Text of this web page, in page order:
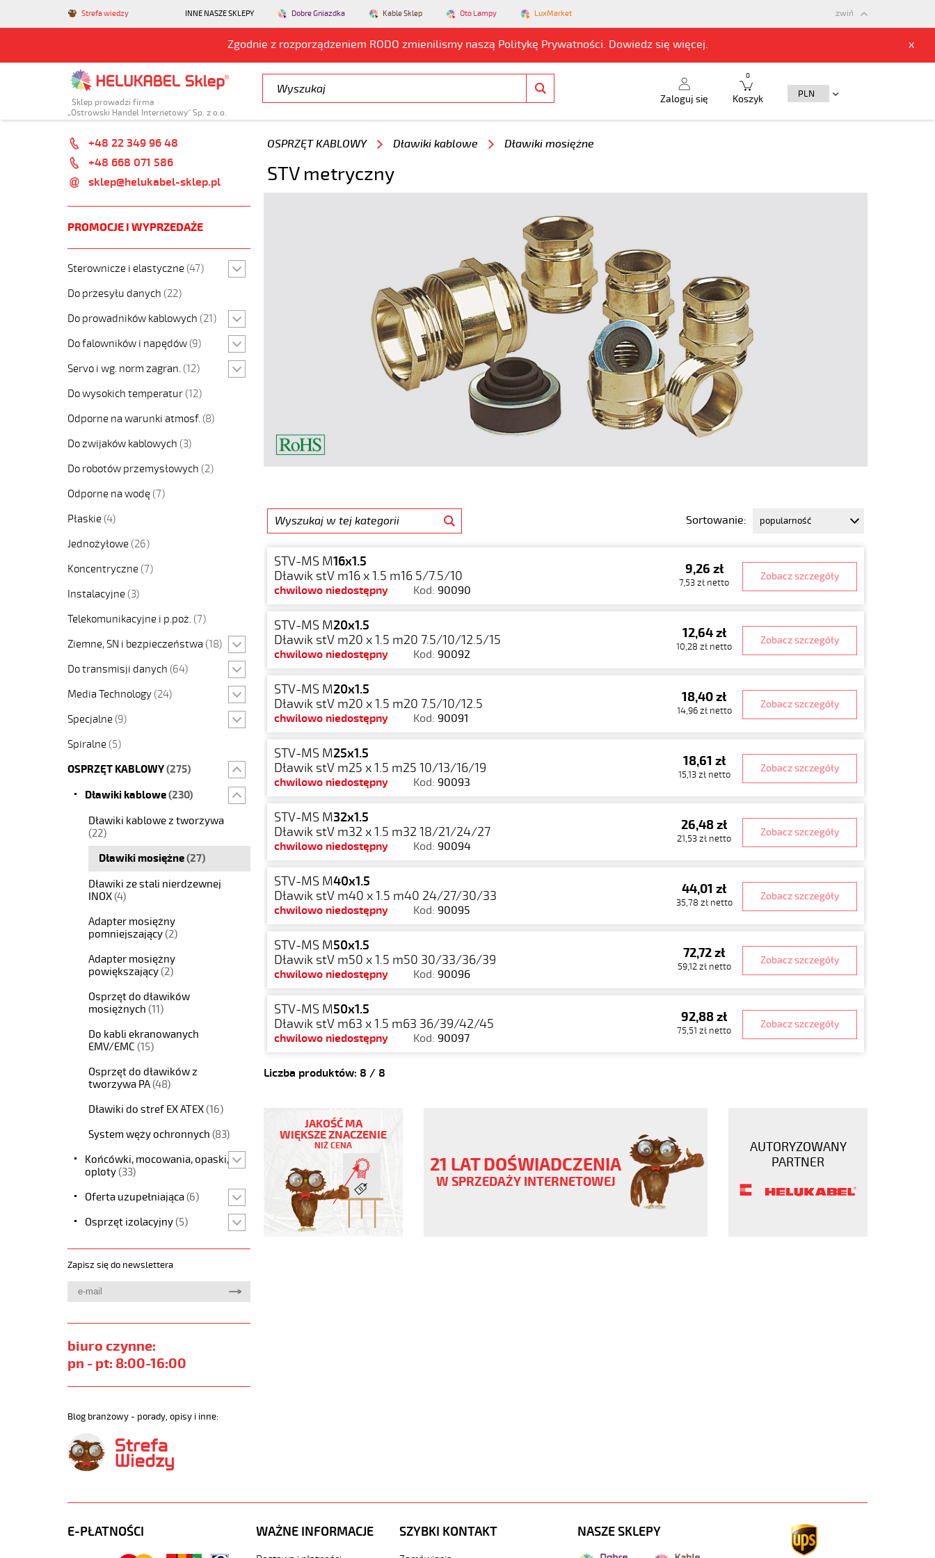
Strefa wiedzy INNE NASZE SKLEPY Dobre Gniazdka Kable Sklep Oto Lampy LuxMarket
Zgodnie z rozporządzeniem RODO zmienilismy naszą Politykę Prywatności. Dowiedz się więcej. x
zwiń
Sklep prowadzi firma
„Ostrowski Handel Internetowy” Sp. z o.o.
Zaloguj się Koszyk
0
+48 22 349 96 48
+48 668 071 586
sklep@helukabel-sklep.pl
PROMOCJE I WYPRZEDAŻE
Sterownicze i elastyczne (47)
Do przesyłu danych (22)
Do prowadników kablowych (21)
Do falowników i napędów (9)
Servo i wg. norm zagran. (12)
Do wysokich temperatur (12)
Odporne na warunki atmosf. (8)
Do zwijaków kablowych (3)
Do robotów przemysłowych (2)
Odporne na wodę (7)
Płaskie (4)
Jednożyłowe (26)
Koncentryczne (7)
Instalacyjne (3)
Telekomunikacyjne i p.poż. (7)
Ziemne, SN i bezpieczeństwa (18)
Do transmisji danych (64)
Media Technology (24)
Specjalne (9)
Spiralne (5)
OSPRZĘT KABLOWY(275)
Dławiki kablowe(230)
Dławiki kablowe z tworzywa
(22)
Dławiki mosiężne(27)
Dławiki ze stali nierdzewnej
INOX(4)
Adapter mosiężny
pomniejszający(2)
Adapter mosiężny
powiększający(2)
Osprzęt do dławików
mosiężnych (11)
Do kabli ekranowanych
EMV/EMC (15)
Osprzęt do dławików z
tworzywa PA(48)
Dławiki do stref EX ATEX(16)
System węży ochronnych (83)
Końcówki, mocowania, opaski,
oploty(33)
Oferta uzupełniająca(6)
Osprzęt izolacyjny(5)
Zapisz się do newslettera
biuro czynne:
pn - pt: 8:00-16:00
Blog branżowy - porady, opisy i inne:
OSPRZĘT KABLOWY Dławiki kablowe Dławiki mosiężne
STV metryczny
Sortowanie:
STV-MS M16x1.5
Dławik stV m16 x 1.5 m16 5/7.5/10
chwilowo niedostępny Kod: 90090
9,26 zł
7,53 zł netto
Zobacz szczegóły
STV-MS M20x1.5
Dławik stV m20 x 1.5 m20 7.5/10/12.5/15
chwilowo niedostępny Kod: 90092
12,64 zł
10,28 zł netto
Zobacz szczegóły
STV-MS M20x1.5
Dławik stV m20 x 1.5 m20 7.5/10/12.5
chwilowo niedostępny Kod: 90091
18,40 zł
14,96 zł netto
Zobacz szczegóły
STV-MS M25x1.5
Dławik stV m25 x 1.5 m25 10/13/16/19
chwilowo niedostępny Kod: 90093
18,61 zł
15,13 zł netto
Zobacz szczegóły
STV-MS M32x1.5
Dławik stV m32 x 1.5 m32 18/21/24/27
chwilowo niedostępny Kod: 90094
26,48 zł
21,53 zł netto
Zobacz szczegóły
STV-MS M40x1.5
Dławik stV m40 x 1.5 m40 24/27/30/33
chwilowo niedostępny Kod: 90095
44,01 zł
35,78 zł netto
Zobacz szczegóły
STV-MS M50x1.5
Dławik stV m50 x 1.5 m50 30/33/36/39
chwilowo niedostępny Kod: 90096
72,72 zł
59,12 zł netto
Zobacz szczegóły
STV-MS M50x1.5
Dławik stV m63 x 1.5 m63 36/39/42/45
chwilowo niedostępny Kod: 90097
92,88 zł
75,51 zł netto
Zobacz szczegóły
Liczba produktów: 8 / 8
JAKOŚĆ MA
WIĘKSZE ZNACZENIE
NIŻ CENA
21 LAT DOŚWIADCZENIA
W SPRZEDAŻY INTERNETOWEJ
AUTORYZOWANY
PARTNER
E-PŁATNOŚCI WAŻNE INFORMACJE SZYBKI KONTAKT NASZE SKLEPY